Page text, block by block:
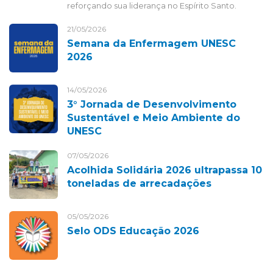
reforçando sua liderança no Espírito Santo.
21/05/2026
Semana da Enfermagem UNESC
2026
14/05/2026
3° Jornada de Desenvolvimento
Sustentável e Meio Ambiente do
UNESC
07/05/2026
Acolhida Solidária 2026 ultrapassa 10
toneladas de arrecadações
05/05/2026
Selo ODS Educação 2026